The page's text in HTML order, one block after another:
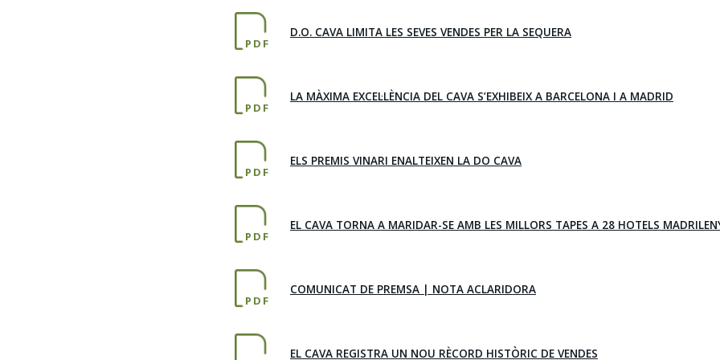
PDF
D.O. CAVA LIMITA LES SEVES VENDES PER LA SEQUERA
PDF
LA MÀXIMA EXCEL·LÈNCIA DEL CAVA S’EXHIBEIX A BARCELONA I A MADRID
PDF
ELS PREMIS VINARI ENALTEIXEN LA DO CAVA
PDF
EL CAVA TORNA A MARIDAR-SE AMB LES MILLORS TAPES A 28 HOTELS
PDF
COMUNICAT DE PREMSA | NOTA ACLARIDORA
EL CAVA REGISTRA UN NOU RÈCORD HISTÒRIC DE VENDES